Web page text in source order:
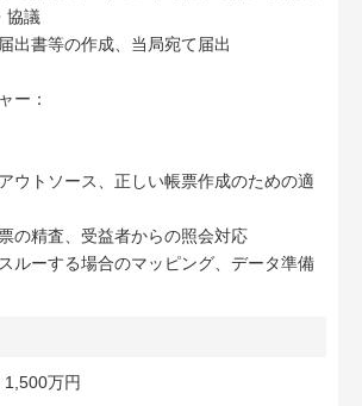
協議
出書等の作成、当局宛て届出
ー：
ウトソース、正しい帳票作成のための適
の精査、受益者からの照会対応
ルーする場合のマッピング、データ準備
万円